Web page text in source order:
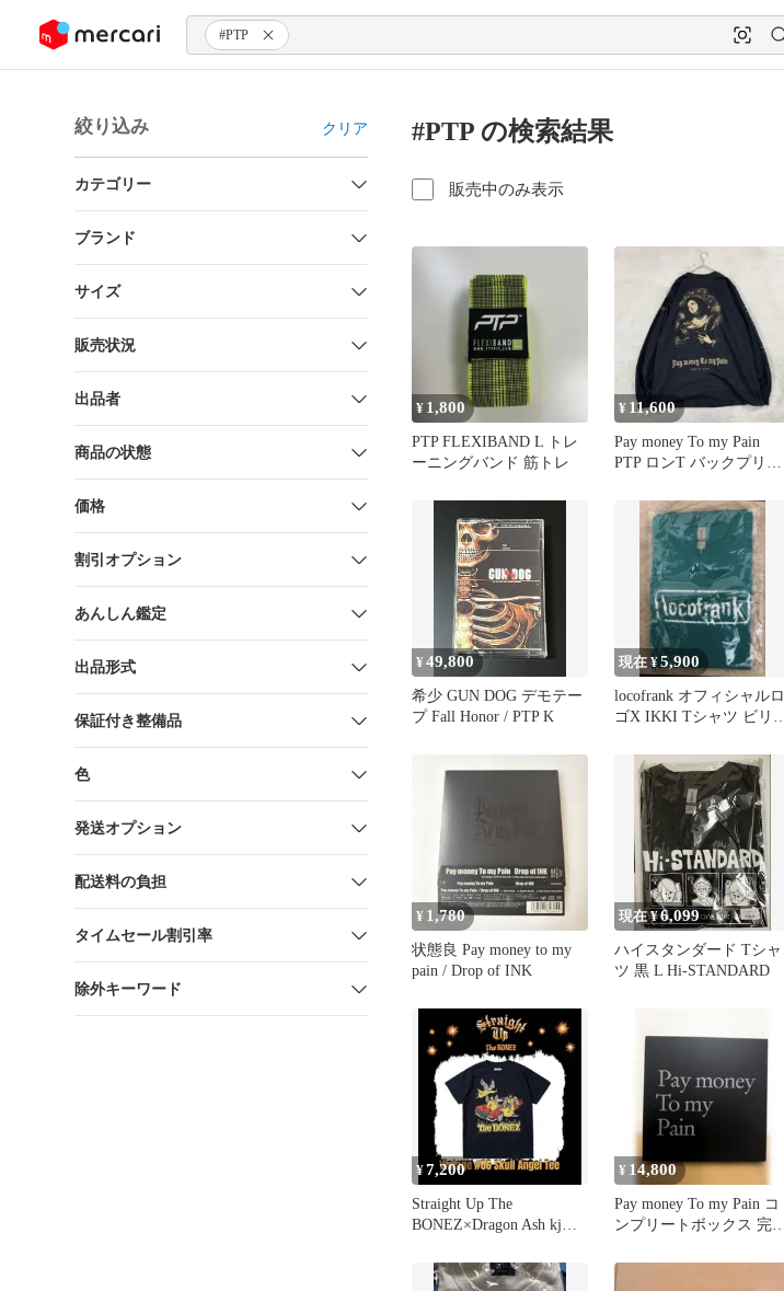
ツにスキップ #PTP
絞り込み クリア
カテゴリー
ブランド
サイズ
販売状況
出品者
商品の状態
価格
割引オプション
あんしん鑑定
出品形式
保証付き整備品
色
発送オプション
配送料の負担
タイムセール割引率
除外キーワード
#PTP の検索結果
販売中のみ表示
¥ 1,800
PTP FLEXIBAND L トレ
ーニングバンド 筋トレ
¥ 11,600
Pay money To my Pain
PTP ロンT バックプリン
¥49,800
希少 GUN DOG デモテー
プ Fall Honor / PTP K
現在 ¥5,900
locofrank オフィシャルロ
ゴX IKKI Tシャツ ビリジ
¥ 1,780
状態良 Pay money to my
pain / Drop of INK
現在 ¥6,099
ハイスタンダード Tシャ
ツ 黒 L Hi-STANDARD
¥7,200
Straight Up The
BONEZ×Dragon Ash kj着
¥ 14,800
Pay money To my Pain コ
ンプリートボックス 完品